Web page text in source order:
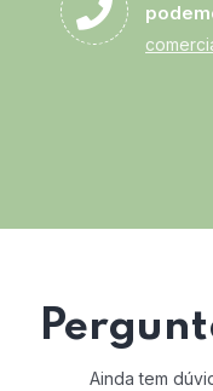
Ainda tem